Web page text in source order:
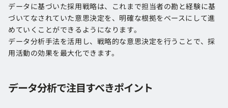
データに基づいた採用戦略は、これまで担当者の勘と経験に基
づいてなされていた意思決定を、明確な根拠をベースにして進
めていくことができるようになります。
データ分析手法を活用し、戦略的な意思決定を行うことで、採
用活動の効果を最大化できます​​​​。
データ分析で注目すべきポイント